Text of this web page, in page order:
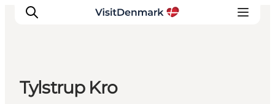
Tylstrup Kro